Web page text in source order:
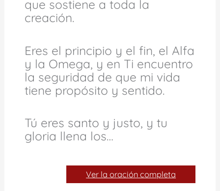
que sostiene a toda la
creación.
Eres el principio y el fin, el Alfa
y la Omega, y en Ti encuentro
la seguridad de que mi vida
tiene propósito y sentido.
Tú eres santo y justo, y tu
gloria llena los…
Ver la oración completa